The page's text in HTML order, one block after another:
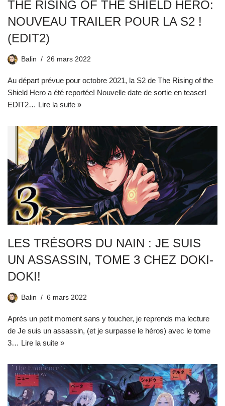
THE RISING OF THE SHIELD HERO:
NOUVEAU TRAILER POUR LA S2 !
(EDIT2)
Balin 26 mars 2022
Au départ prévue pour octobre 2021, la S2 de The Rising of the
Shield Hero a été reportée! Nouvelle date de sortie en teaser!
EDIT2… Lire la suite »
LES TRÉSORS DU NAIN : JE SUIS
UN ASSASSIN, TOME 3 CHEZ DOKI-
DOKI!
Balin 6 mars 2022
Après un petit moment sans y toucher, je reprends ma lecture
de Je suis un assassin, (et je surpasse le héros) avec le tome
3… Lire la suite »